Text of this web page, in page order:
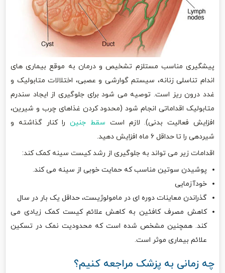
پیشگیری مناسب مستلزم تشخیص و درمان به موقع بیماری های
اندام تناسلی زنانه، سیستم گوارشی و عصبی، اختلالات متابولیک و
غدد درون ریز است. توصیه می شود برای جلوگیری از ایجاد سندرم
متابولیک اقداماتی انجام شود (محدود کردن غذاهای چرب و شیرین،
افزایش فعالیت بدنی). لازم است سقط جنینرا کنار گذاشته و
شیردهی را تا حداقل ۶ ماه افزایش دهید.
اقدامات زیر می تواند به جلوگیری از رشد کیست سینه کمک کند:
پوشیدن سوتین مناسب که حمایت خوبی از سینه می کند.
خودآزمایی
گذراندن معاینات دوره ای در مامولوژیست، حداقل یک بار در سال
کاهش مصرف کافئین به کاهش علائم کیست کمک زیادی می
کند. همچنین مشخص شده است که محدودیت نمک در تسکین
علائم بیماری موثر است.
چه زمانی به پزشک مراجعه کنیم؟